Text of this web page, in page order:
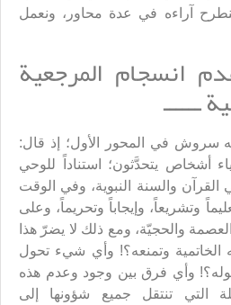
آراءه في عدة محاور، ونعمل
انسجام المرجعية
ــــــ
سروش في المحور الأول؛ إذ قال:
أشخاص يتحدَّثون؛ استناداً للوحي
القرآن والسنة النبوية، وفي الوقت
وتشريعاً، وإيجاباً وتحريماً، وعلى
والحجيّة، ومع ذلك لا يضرّ هذا
الخاتمية وتمنعه؟! وأي شيء تحول
وأي فرق بين وجود وعدم هذه
التي تنتقل جميع شؤونها إلى